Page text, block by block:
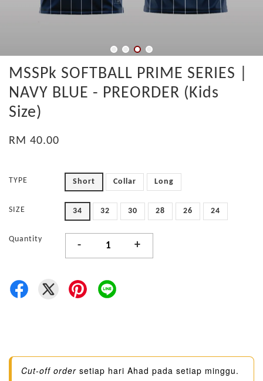
MSSPk SOFTBALL PRIME SERIES |
NAVY BLUE - PREORDER (Kids
Size)
RM 40.00
TYPE Short Collar Long
SIZE 34 32 30 28 26 24
Quantity
- +
Cut-off order setiap hari Ahad pada setiap minggu.